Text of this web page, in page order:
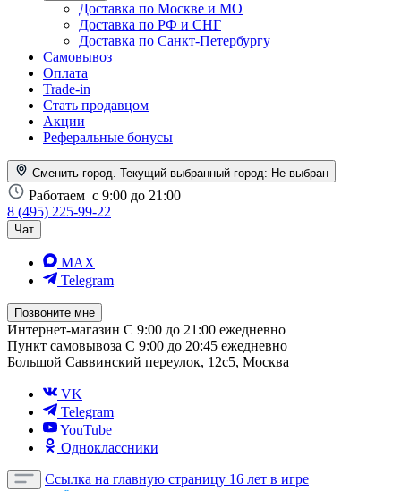
Доставка по Москве и МО
Доставка по РФ и СНГ
Доставка по Санкт-Петербургу
Самовывоз
Оплата
Trade-in
Стать продавцом
Акции
Реферальные бонусы
Сменить город. Текущий выбранный город: Не выбран
Работаем с 9:00 до 21:00
8 (495) 225-99-22
Чат
MAX
Telegram
Позвоните мне
Интернет-магазин С 9:00 до 21:00 ежедневно
Пункт самовывоза С 9:00 до 20:45 ежедневно
Большой Саввинский переулок, 12с5, Москва
VK
Telegram
YouTube
Одноклассники
Ссылка на главную страницу 16 лет в игре